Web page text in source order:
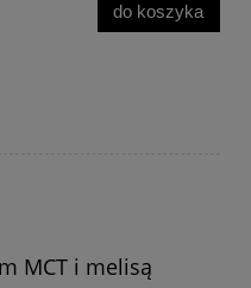
do koszyka
MCT i melisą